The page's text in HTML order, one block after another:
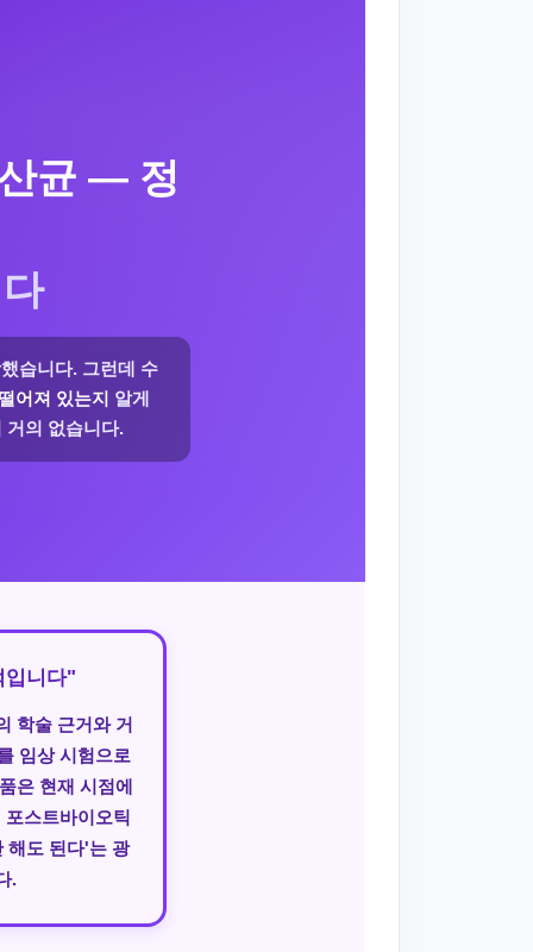
균 — 정
습니다. 그런데 수
어져 있는지
알게
거의 없습니다.
입니다"
학술 근거와 거
임상 시험으로
은 현재 시점에
스트바이오틱
해도 된다'는 광
.